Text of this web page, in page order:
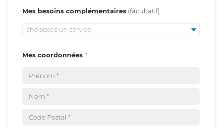
Mes besoins complémentaires
choisissez un service
Mes coordonnées